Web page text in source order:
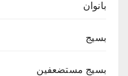
بانوان
بسیج
بسیج مستضعفین